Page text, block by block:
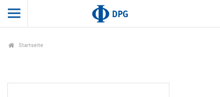
Startseite